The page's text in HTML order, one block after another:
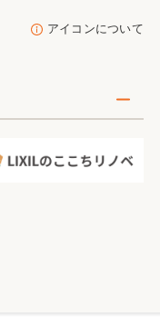
アイコンについて